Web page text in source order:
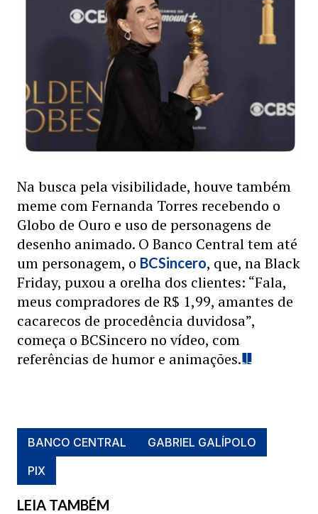
Na busca pela visibilidade, houve também
meme com Fernanda Torres recebendo o
Globo de Ouro e uso de personagens de
desenho animado. O Banco Central tem até
um personagem, o BCSincero, que, na Black
Friday, puxou a orelha dos clientes: “Fala,
meus compradores de R$ 1,99, amantes de
cacarecos de procedência duvidosa”,
começa o BCSincero no vídeo, com
referências de humor e animações.
BANCO CENTRAL
GABRIEL GALÍPOLO
PIX
LEIA TAMBÉM